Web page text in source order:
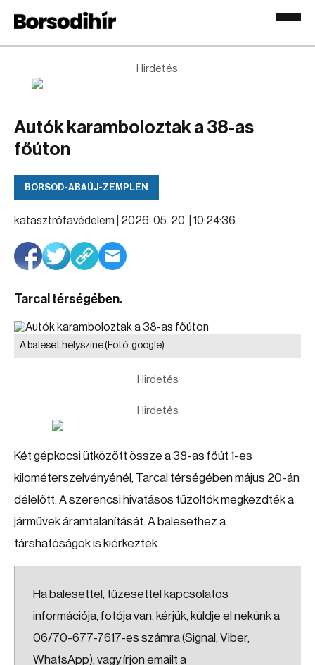
Hirdetés
Autók karamboloztak a 38-as
főúton
BORSOD-ABAÚJ-ZEMPLÉN
katasztrófavédelem | 2026. 05. 20. | 10:24:36
Tarcal térségében.
A baleset helyszíne(Fotó: google)
Hirdetés
Hirdetés
Két gépkocsi ütközött össze a 38-as főút 1-es
kilométerszelvényénél, Tarcal térségében május 20-án
délelőtt. A szerencsi hivatásos tűzoltók megkezdték a
járművek áramtalanítását. A balesethez a
társhatóságok is kiérkeztek.
Ha balesettel, tűzesettel kapcsolatos
információja, fotója van, kérjük, küldje el nekünk a
06/70-677-7617-es számra (Signal, Viber,
WhatsApp), vagy írjon emailt a